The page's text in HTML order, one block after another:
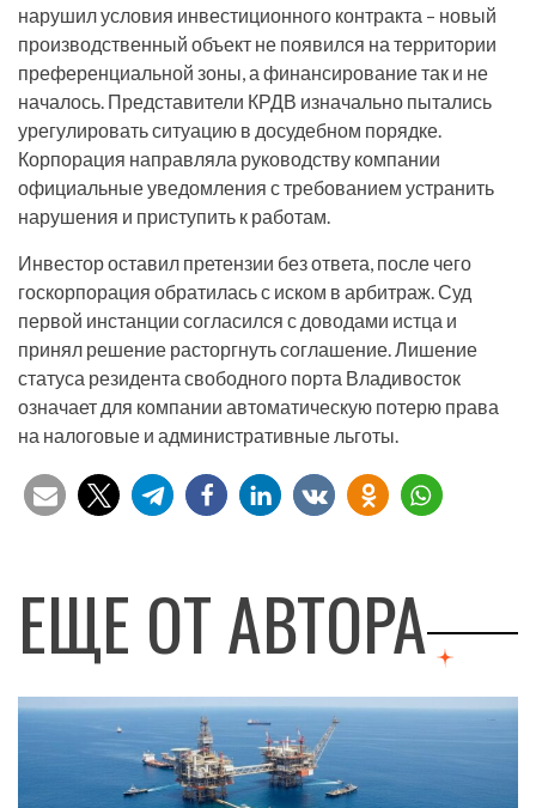
нарушил условия инвестиционного контракта – новый
производственный объект не появился на территории
преференциальной зоны, а финансирование так и не
началось. Представители КРДВ изначально пытались
урегулировать ситуацию в досудебном порядке.
Корпорация направляла руководству компании
официальные уведомления с требованием устранить
нарушения и приступить к работам.
Инвестор оставил претензии без ответа, после чего
госкорпорация обратилась с иском в арбитраж. Суд
первой инстанции согласился с доводами истца и
принял решение расторгнуть соглашение. Лишение
статуса резидента свободного порта Владивосток
означает для компании автоматическую потерю права
на налоговые и административные льготы.
ЕЩЕ ОТ АВТОРА